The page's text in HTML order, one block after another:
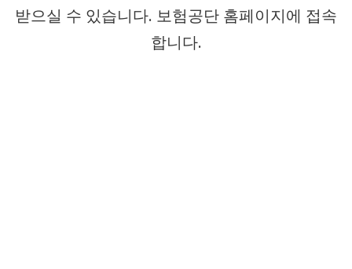
받으실 수 있습니다. 보험공단 홈페이지에 접속
합니다.